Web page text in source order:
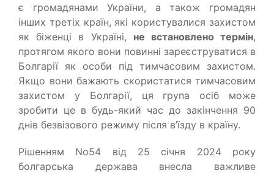
є громадянами України, а також громадян
інших третіх країн, які користувалися захистом
як біженці в Україні, не встановлено термін,
протягом якого вони повинні зареєструватися в
Болгарії як особи під тимчасовим захистом.
Якщо вони бажають скористатися тимчасовим
захистом у Болгарії, ця група осіб може
зробити це в будь-який час до закінчення 90
днів безвізового режиму після в’їзду в країну.
Рішенням No54 від 25 січня 2024 року
болгарська держава внесла важливе